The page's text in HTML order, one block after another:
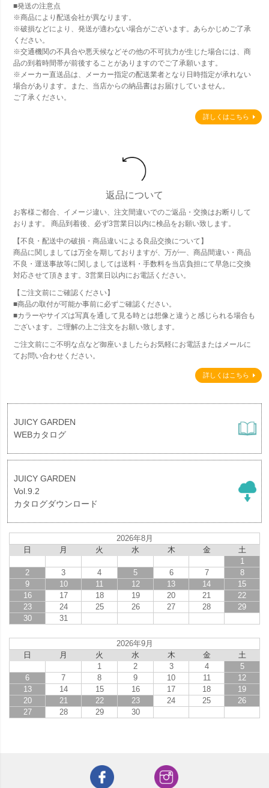
■発送の注意点
※商品により配送会社が異なります。
※破損などにより、発送が適わない場合がございます。あらかじめご了承
ください。
※交通機関の不具合や悪天候などその他の不可抗力が生じた場合には、商
品の到着時間帯が前後することがありますのでご了承願います。
※メーカー直送品は、メーカー指定の配送業者となり日時指定が承れない
場合があります。また、当店からの納品書はお届けしていません。
ご了承ください。
詳しくはこちら
返品について
お客様ご都合、イメージ違い、注文間違いでのご返品・交換はお断りして
おります。 商品到着後、必ず3営業日以内に検品をお願い致します。
【不良・配送中の破損・商品違いによる良品交換について】
商品に関しましては万全を期しておりますが、万が一、商品間違い・商品
不良・運送事故等に関しましては送料・手数料を当店負担にて早急に交換
対応させて頂きます。3営業日以内にお電話ください。
【ご注文前にご確認ください】
■商品の取付が可能か事前に必ずご確認ください。
■カラーやサイズは写真を通して見る時とは想像と違うと感じられる場合も
ございます。ご理解の上ご注文をお願い致します。
ご注文前にご不明な点など御座いましたらお気軽にお電話またはメールに
てお問い合わせください。
詳しくはこちら
JUICY GARDEN
WEBカタログ
JUICY GARDEN
Vol.9.2
カタログダウンロード
2026年8月
日
月 火 水 木 金
土
1
2
3 4 5 6 7
8
9
10 11 12 13 14
15
16
17 18 19 20 21
22
23
24 25 26 27 28
29
30
31
2026年9月
日
月 火 水 木 金
土
1
2 3 4
5
6
7 8 9 10 11
12
13
14 15 16 17 18
19
20
21 22 23 24 25
26
27
28 29 30